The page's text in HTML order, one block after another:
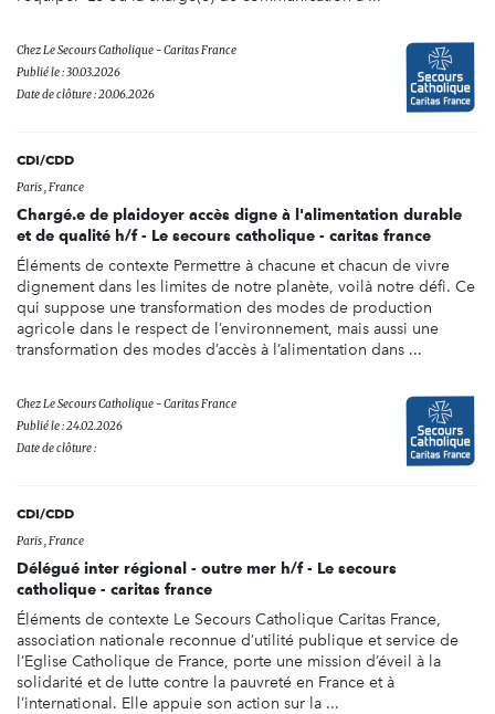
ChezLe Secours Catholique - Caritas France
Publié le : 30.03.2026
Date de clôture : 20.06.2026
CDI/CDD
Paris , France
Chargé.e de plaidoyer accès digne à l'alimentation durable
et de qualité h/f - Le secours catholique - caritas france
Éléments de contexte Permettre à chacune et chacun de vivre
dignement dans les limites de notre planète, voilà notre défi. Ce
qui suppose une transformation des modes de production
agricole dans le respect de l’environnement, mais aussi une
transformation des modes d’accès à l’alimentation dans ...
ChezLe Secours Catholique - Caritas France
Publié le : 24.02.2026
Date de clôture :
CDI/CDD
Paris , France
Délégué inter régional - outre mer h/f - Le secours
catholique - caritas france
Éléments de contexte Le Secours Catholique Caritas France,
association nationale reconnue d’utilité publique et service de
l’Eglise Catholique de France, porte une mission d’éveil à la
solidarité et de lutte contre la pauvreté en France et à
l’international. Elle appuie son action sur la ...